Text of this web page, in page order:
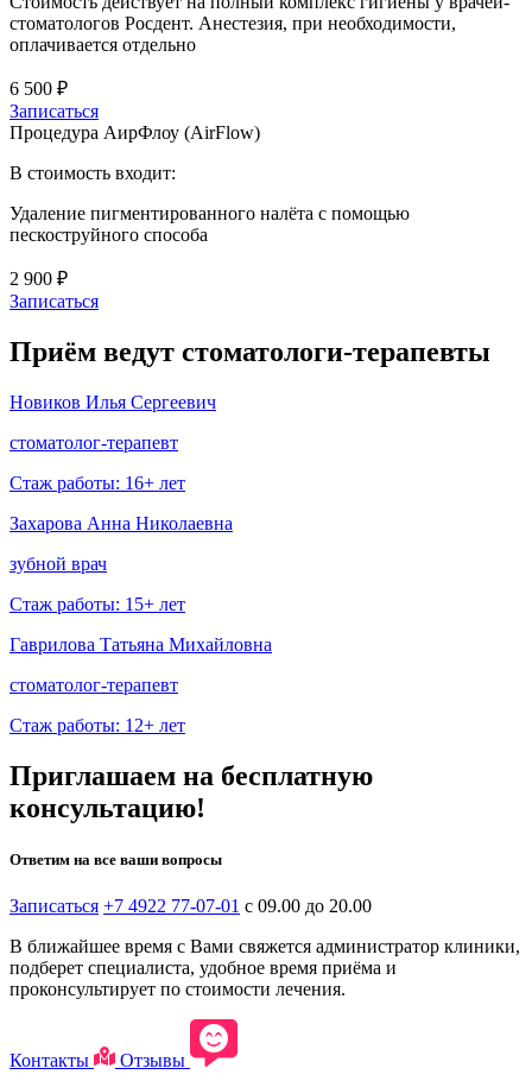
стоматологов Росдент. Анестезия, при необходимости,
оплачивается отдельно
6 500 ₽
Записаться
Процедура АирФлоу (АirFlow)
В стоимость входит:
Удаление пигментированного налёта с помощью
пескоструйного способа
2 900 ₽
Записаться
Приём ведут стоматологи-терапевты
Новиков Илья Сергеевич
стоматолог-терапевт
Стаж работы: 16+ лет
Захарова Анна Николаевна
зубной врач
Стаж работы: 15+ лет
Гаврилова Татьяна Михайловна
стоматолог-терапевт
Стаж работы: 12+ лет
Приглашаем на бесплатную
консультацию!
Ответим на все ваши вопросы
Записаться +7 4922 77-07-01 с 09.00 до 20.00
В ближайшее время с Вами свяжется администратор клиники,
подберет специалиста, удобное время приёма и
проконсультирует по стоимости лечения.
Контакты Отзывы